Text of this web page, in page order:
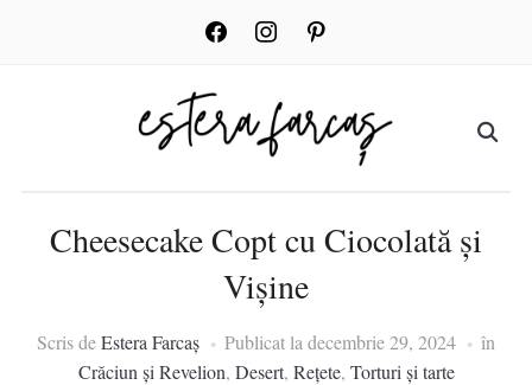
facebook instagrampinterest
Cheesecake Copt cu Ciocolată și
Vișine
Scris deEstera Farcaș Publicat la decembrie 29, 2024
în
Crăciun și Revelion, Desert, Rețete, Torturi și tarte